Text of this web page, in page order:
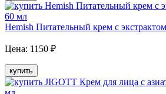
Hemish Питательный крем с
Цена: 1150 ₽
купить